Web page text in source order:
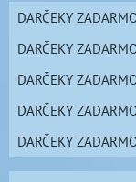
DARČEKY
DARČEKY
DARČEKY
DARČEKY
DARČEKY